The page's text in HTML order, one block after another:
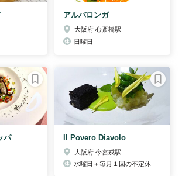
アルバロンガ
大阪府 心斎橋駅
日曜日
パ Il Povero Diavolo
大阪府 今宮戎駅
水曜日＋毎月１回の不定休